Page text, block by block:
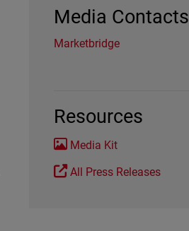
Media Contacts
Marketbridge
Resources
Media Kit
All Press Releases